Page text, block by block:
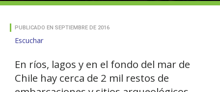
PUBLICADO EN SEPTIEMBRE DE 2016
Escuchar
En ríos, lagos y en el fondo del mar de
Chile hay cerca de 2 mil restos de